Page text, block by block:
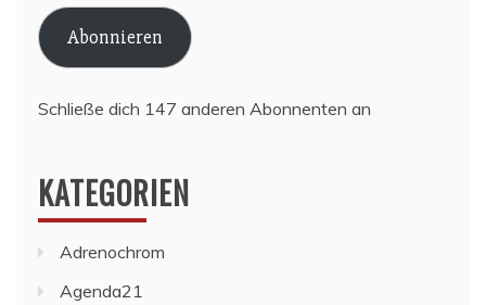
Adresse
Abonnieren
Schließe dich 147 anderen Abonnenten an
KATEGORIEN
Adrenochrom
Agenda21